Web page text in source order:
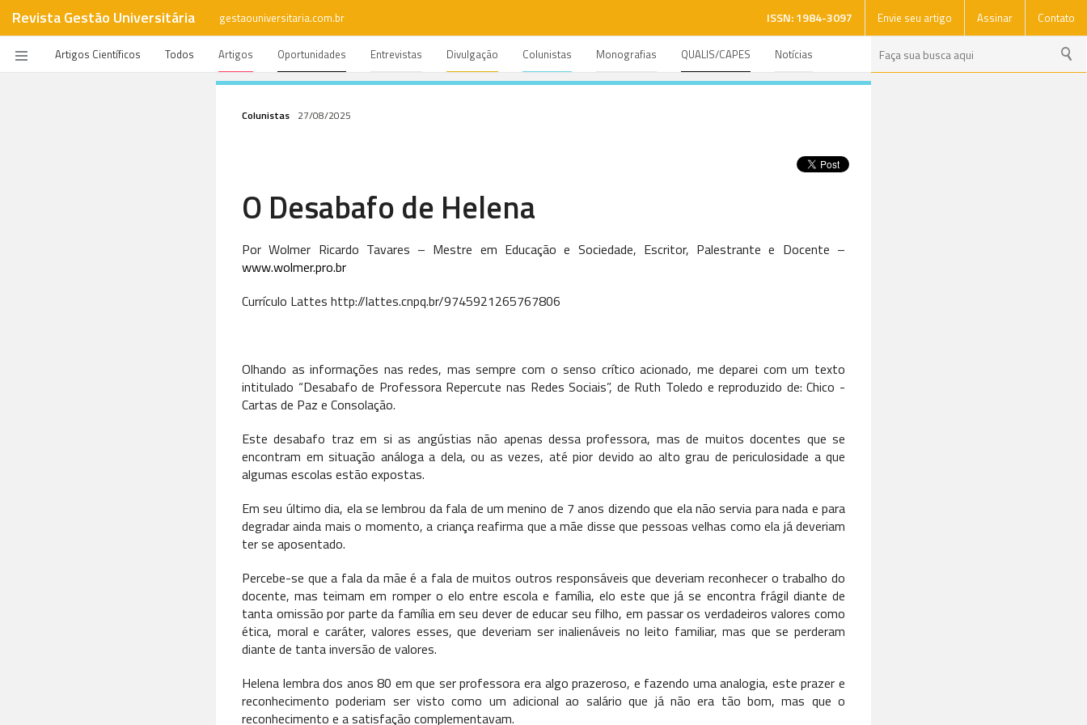
Revista Gestão Universitária gestaouniversitaria.com.br ISSN: 1984-3097 Envie seu artigo Assinar Contato
Artigos Científicos Todos Artigos Oportunidades Entrevistas Divulgação Colunistas Monografias QUALIS/CAPES Notícias
Colunistas 27/08/2025
O Desabafo de Helena
Por Wolmer Ricardo Tavares – Mestre em Educação e Sociedade, Escritor, Palestrante e Docente –
www.wolmer.pro.br
Currículo Lattes http://lattes.cnpq.br/9745921265767806
Olhando as informações nas redes, mas sempre com o senso crítico acionado, me deparei com um texto
intitulado “Desabafo de Professora Repercute nas Redes Sociais”, de Ruth Toledo e reproduzido de: Chico -
Cartas de Paz e Consolação.
Este desabafo traz em si as angústias não apenas dessa professora, mas de muitos docentes que se
encontram em situação análoga a dela, ou as vezes, até pior devido ao alto grau de periculosidade a que
algumas escolas estão expostas.
Em seu último dia, ela se lembrou da fala de um menino de 7 anos dizendo que ela não servia para nada e para
degradar ainda mais o momento, a criança reafirma que a mãe disse que pessoas velhas como ela já deveriam
ter se aposentado.
Percebe-se que a fala da mãe é a fala de muitos outros responsáveis que deveriam reconhecer o trabalho do
docente, mas teimam em romper o elo entre escola e família, elo este que já se encontra frágil diante de
tanta omissão por parte da família em seu dever de educar seu filho, em passar os verdadeiros valores como
ética, moral e caráter, valores esses, que deveriam ser inalienáveis no leito familiar, mas que se perderam
diante de tanta inversão de valores.
Helena lembra dos anos 80 em que ser professora era algo prazeroso, e fazendo uma analogia, este prazer e
reconhecimento poderiam ser visto como um adicional ao salário que já não era tão bom, mas que o
reconhecimento e a satisfação complementavam.